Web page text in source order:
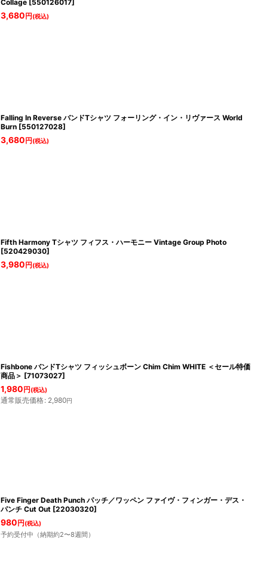
Collage [550126017]
3,680 円 (税込)
Falling In Reverse バンドTシャツ フォーリング・イン・リヴァース World
Burn [550127028]
3,680 円 (税込)
Fifth Harmony Tシャツ フィフス・ハーモニー Vintage Group Photo
[520429030]
3,980 円 (税込)
Fishbone バンドTシャツ フィッシュボーン Chim Chim WHITE ＜セール特価
商品＞ [71073027]
1,980 円 (税込)
通常販売価格: 2,980円
Five Finger Death Punch パッチ／ワッペン ファイヴ・フィンガー・デス・
パンチ Cut Out [22030320]
980 円 (税込)
予約受付中（納期約2〜8週間）